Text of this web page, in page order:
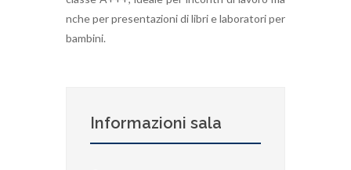
nche per presentazioni di libri e laboratori per
bambini.
Informazioni sala